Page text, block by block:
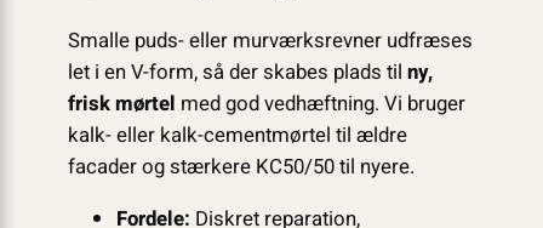
Smalle puds- eller murværksrevner udfræses
let i en V-form, så der skabes plads til ny,
frisk mørtel med god vedhæftning. Vi bruger
kalk- eller kalk-cementmørtel til ældre
facader og stærkere KC50/50 til nyere.
Fordele: Diskret reparation,